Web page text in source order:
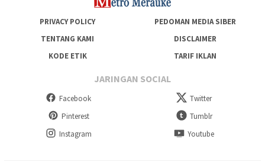
PRIVACY POLICY
PEDOMAN MEDIA SIBER
TENTANG KAMI
DISCLAIMER
KODE ETIK
TARIF IKLAN
JARINGAN SOCIAL
Facebook
Twitter
Pinterest
Tumblr
Instagram
Youtube